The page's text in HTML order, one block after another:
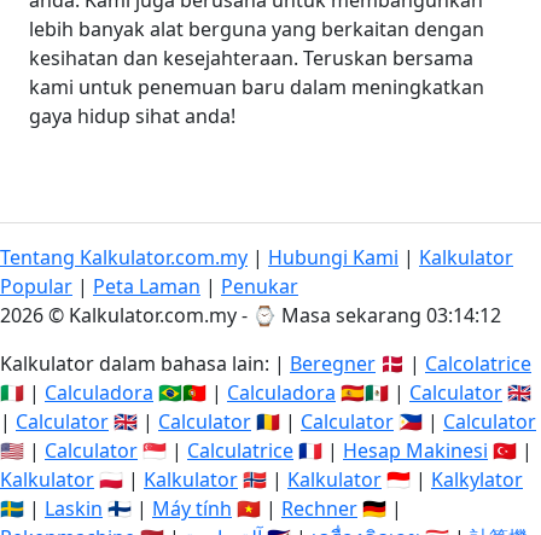
lebih banyak alat berguna yang berkaitan dengan
kesihatan dan kesejahteraan. Teruskan bersama
kami untuk penemuan baru dalam meningkatkan
gaya hidup sihat anda!
Tentang Kalkulator.com.my | Hubungi Kami | Kalkulator
Popular | Peta Laman | Penukar
2026 © Kalkulator.com.my - ⌚ Masa sekarang 03:14:12
Kalkulator dalam bahasa lain: | Beregner 🇩🇰 | Calcolatrice
🇮🇹 | Calculadora 🇧🇷🇵🇹 | Calculadora 🇪🇸🇲🇽 | Calculator🇬🇧
| Calculator🇬🇧 | Calculator🇷🇴 | Calculator 🇵🇭 | Calculator
🇺🇸 | Calculator🇸🇬 | Calculatrice🇫🇷 | Hesap Makinesi 🇹🇷 |
Kalkulator🇵🇱 | Kalkulator🇳🇴 | Kalkulator🇮🇩 | Kalkylator
🇸🇪 | Laskin 🇫🇮 | Máy tính 🇻🇳 | Rechner🇩🇪 |